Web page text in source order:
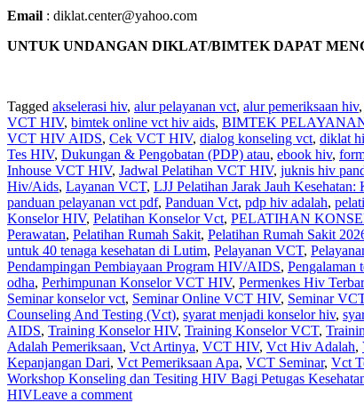
Email : diklat.center@yahoo.com
UNTUK UNDANGAN DIKLAT/BIMTEK DAPAT
Tagged akselerasi hiv, alur pelayanan vct, alur pemeriksaan hiv,
VCT HIV, bimtek online vct hiv aids, BIMTEK
VCT HIV AIDS, Cek VCT HIV, dialog konseling vct, diklat
Tes HIV, Dukungan & Pengobatan (PDP) atau, ebook hiv,
Inhouse VCT HIV, Jadwal Pelatihan VCT HIV, juknis hiv
Hiv/Aids, Layanan VCT, LJJ Pelatihan Jarak Jauh
panduan pelayanan vct pdf, Panduan Vct, pdp hiv adalah,
Konselor HIV, Pelatihan Konselor Vct, PELATIHAN
Perawatan, Pelatihan Rumah Sakit‎, Pelatihan Rumah Sakit
untuk 40 tenaga kesehatan di Lutim, Pelayanan VCT,
Pendampingan Pembiayaan Program HIV/AIDS, Pengalaman
odha, Perhimpunan Konselor VCT HIV, Permenkes Hiv
Seminar konselor vct, Seminar Online VCT HIV, Seminar
Counseling And Testing (Vct), syarat menjadi konselor hiv,
AIDS, Training Konselor HIV, Training Konselor VCT,
Adalah Pemeriksaan, Vct Artinya, VCT HIV, Vct Hiv Adalah,
Kepanjangan Dari, Vct Pemeriksaan Apa, VCT Seminar, Vct
Workshop Konseling dan Tesiting HIV Bagi Petugas
HIVLeave a comment